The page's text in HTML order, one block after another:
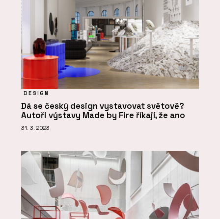
DESIGN
Dá se český design vystavovat světově?
Autoři výstavy Made by Fire říkají, že ano
31. 3. 2023